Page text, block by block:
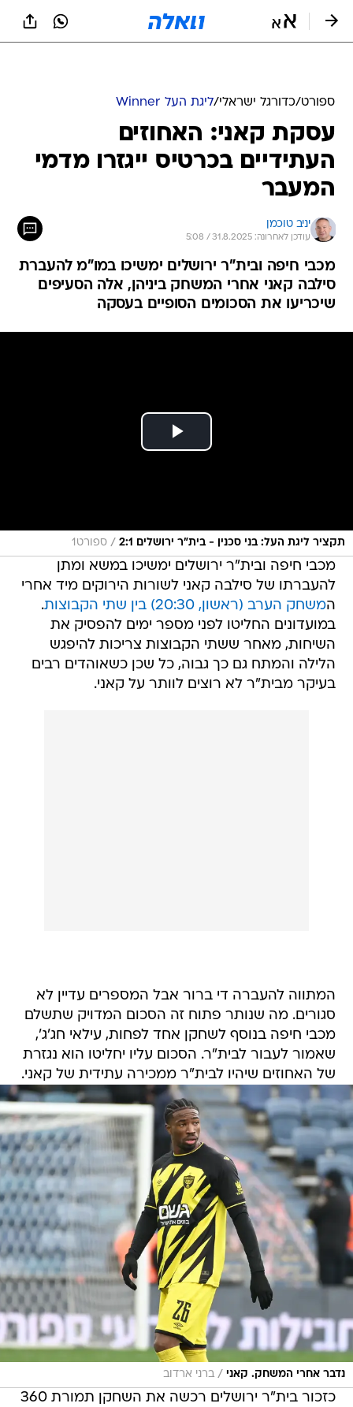
עסקת קאני: האחוזים
העתידיים בכרטיס ייגזרו מדמי
המעבר
יניב טוכמן
עודכן לאחרונה: 31.8.2025 / 5:08
מכבי חיפה ובית"ר ירושלים ימשיכו במו"מ להעברת
סילבה קאני אחרי המשחק ביניהן, אלה הסעיפים
שיכריעו את הסכומים הסופיים בעסקה
מכבי חיפה ובית"ר ירושלים ימשיכו במשא ומתן
להעברתו של סילבה קאני לשורות הירוקים מיד אחרי
המשחק הערב (ראשון, 20:30) בין שתי הקבוצות
במועדונים החליטו לפני מספר ימים להפסיק את
השיחות, מאחר ששתי הקבוצות צריכות להיפגש
הלילה והמתח גם כך גבוה, כל שכן כשאוהדים רבים
בעיקר מבית"ר לא רוצים לוותר על קאני.
מכבי חיפה בנוסף לשחקן אחד לפחות, עילאי חג'ג',
שאמור לעבור לבית"ר. הסכום עליו יחליטו הוא נגזרת
של האחוזים שיהיו לבית"ר ממכירה עתידית של קאני.
נדבר אחרי המשחק. קאני / ברני ארדוב
ממכירה עתידית שלו. ההערכה היא שאם בית"ר